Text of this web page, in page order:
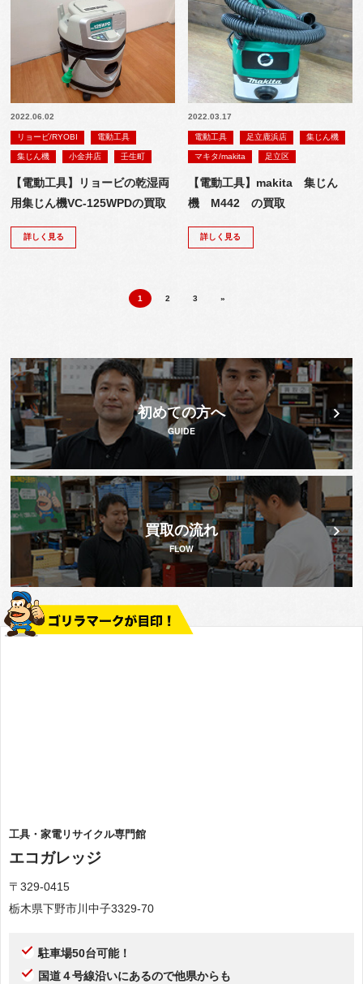
2022.06.02
リョービ/RYOBI 電動工具
集じん機 小金井店 壬生町
【電動工具】リョービの乾湿両
用集じん機VC-125WPDの買取
詳しく見る
2022.03.17
電動工具 足立鹿浜店 集じん機
マキタ/makita 足立区
【電動工具】makita 集じん
機 M442 の買取
詳しく見る
1 2 3 »
初めての方へ
GUIDE
買取の流れ
FLOW
工具・家電リサイクル専門館
エコガレッジ
〒329-0415
栃木県下野市川中子3329-70
駐車場50台可能！
国道４号線沿いにあるので他県からも